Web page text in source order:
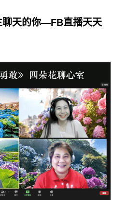
聊天的你—FB直播天天